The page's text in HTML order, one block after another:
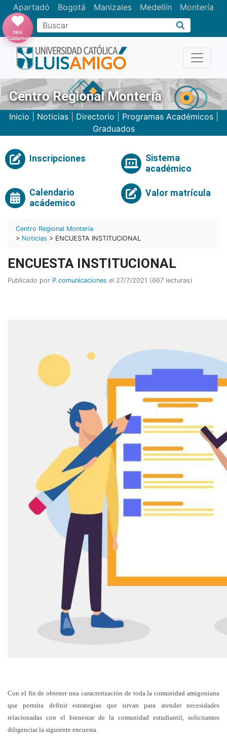
Apartadó Bogotá Manizales Medellín Montería
Nos
Cuidamos
Centro Regional Montería
Inicio Noticias| Directorio Programas Académicos|
Graduados
Inscripciones
Sistema
académico
Calendario
acádemico
Valor matrícula
Centro Regional Montería
> Noticias > ENCUESTA INSTITUCIONAL
ENCUESTA INSTITUCIONAL
Publicado por P.comunicaciones el 27/7/2021 (667 lecturas)
Con el fin de obtener una caracterización de toda la comunidad amigoniana
que permita definir estrategias que sirvan para atender necesidades
relacionadas con el bienestar de la comunidad estudiantil, solicitamos
diligenciar la siguiente encuesta.